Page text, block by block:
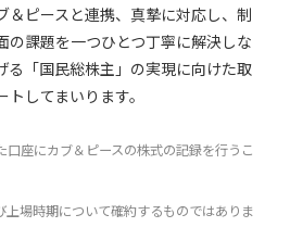
＆ピースと連携、真摯に対応し、制
の課題を一つひとつ丁寧に解決しな
る「国民総株主」の実現に向けた取
してまいります。
座にカブ＆ピースの株式の記録を行うこ
場時期について確約するものではありま